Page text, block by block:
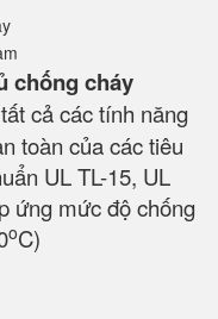
chống cháy
cả các tính năng
toàn của các tiêu
UL TL-15, UL
ứng mức độ chống
oC)